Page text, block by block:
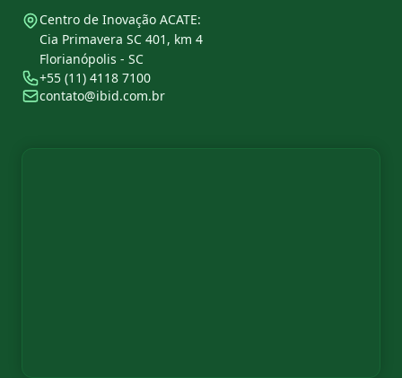
Centro de Inovação ACATE:
Cia Primavera SC 401, km 4
Florianópolis - SC
+55 (11) 4118 7100
contato@ibid.com.br